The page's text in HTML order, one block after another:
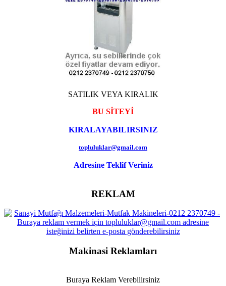
SATILIK VEYA KIRALIK
BU SİTEYİ
KIRALAYABILIRSINIZ
topluluklar@gmail.com
Adresine Teklif Veriniz
REKLAM
Makinasi Reklamları
Buraya Reklam Verebilirsiniz